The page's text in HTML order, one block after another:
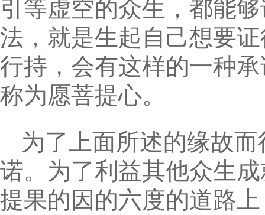
引等虚空的众生，都能
法，就是生起自己想要
行持，会有这样的一种
称为愿菩提心。
为了上面所述的缘故
诺。为了利益其他众生
提果的因的六度的道路